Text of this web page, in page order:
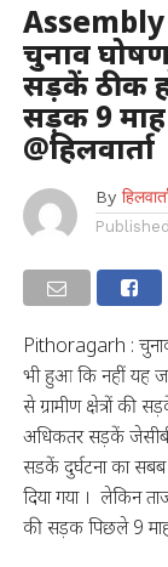
चुनाव
सड़कें ठीक
सड़क 9
@हिलवार्ता
By
Pithoragarh :
भी हुआ कि नहीं यह
से ग्रामीण क्षेत्रों
अधिकतर सड़कें
सडकें दुर्घटना का
दिया गया । लेकिन
की सड़क पिछले 9